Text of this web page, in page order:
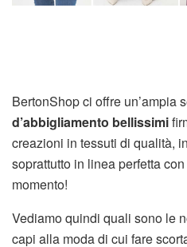
BertonShop ci offre un’ampia
d’abbigliamento bellissimi
creazioni in tessuti di qualità,
soprattutto in linea perfetta
momento!
Vediamo quindi quali sono le
capi alla moda di cui fare